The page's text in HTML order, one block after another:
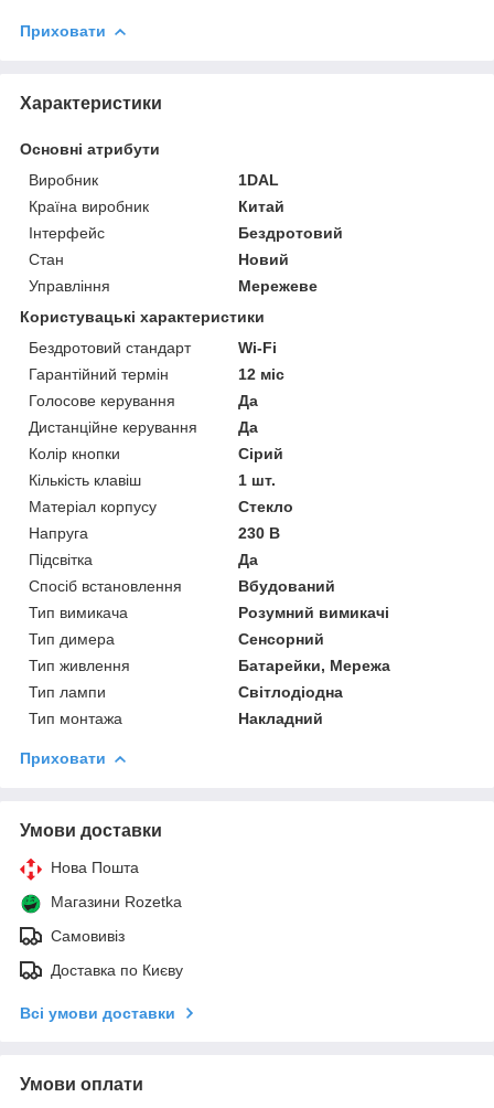
Приховати
Характеристики
Основні атрибути
Виробник
1DAL
Країна виробник
Китай
Інтерфейс
Бездротовий
Стан
Новий
Управління
Мережеве
Користувацькі характеристики
Бездротовий стандарт
Wi-Fi
Гарантійний термін
12 міс
Голосове керування
Да
Дистанційне керування
Да
Колір кнопки
Сірий
Кількість клавіш
1 шт.
Матеріал корпусу
Стекло
Напруга
230 В
Підсвітка
Да
Спосіб встановлення
Вбудований
Тип вимикача
Розумний вимикачі
Тип димера
Сенсорний
Тип живлення
Батарейки, Мережа
Тип лампи
Світлодіодна
Тип монтажа
Накладний
Приховати
Умови доставки
Нова Пошта
Магазини Rozetka
Самовивіз
Доставка по Києву
Всі умови доставки
Умови оплати